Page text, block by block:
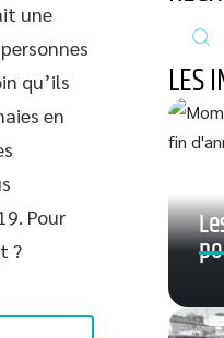
une
qu’ils
en
Pour
?
LES